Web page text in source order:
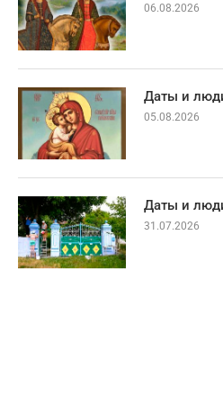
06.08.2026
Даты и
05.08.2026
Даты и
31.07.2026